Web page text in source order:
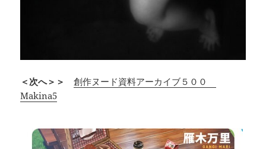
＜次へ＞＞
創作ヌード資料アーカイブ５００
Makina5